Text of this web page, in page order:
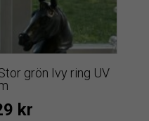
grön Ivy ring UV
kr